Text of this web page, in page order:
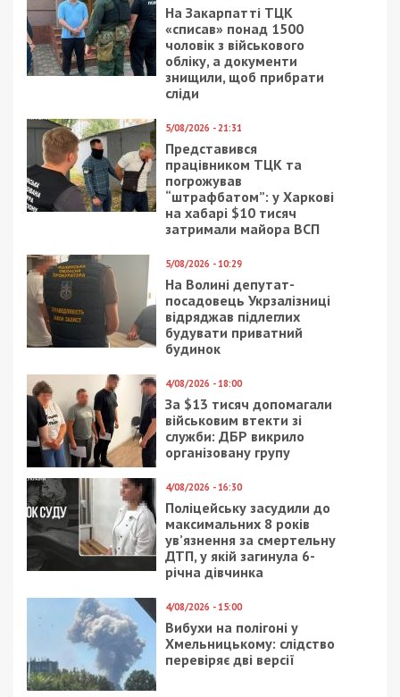
На Закарпатті ТЦК
«списав» понад 1500
чоловік з військового
обліку, а документи
знищили, щоб прибрати
сліди
5/08/2026 - 21:31
Представився
працівником ТЦК та
погрожував
“штрафбатом”: у Харкові
на хабарі $10 тисяч
затримали майора ВСП
5/08/2026 - 10:29
На Волині депутат-
посадовець Укрзалізниці
відряджав підлеглих
будувати приватний
будинок
4/08/2026 - 18:00
За $13 тисяч допомагали
військовим втекти зі
служби: ДБР викрило
організовану групу
4/08/2026 - 16:30
Поліцейську засудили до
максимальних 8 років
ув’язнення за смертельну
ДТП, у якій загинула 6-
річна дівчинка
4/08/2026 - 15:00
Вибухи на полігоні у
Хмельницькому: слідство
перевіряє дві версії